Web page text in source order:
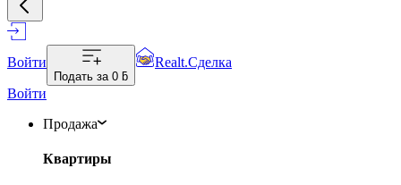
Войти
Подать за 0 ƃ
Realt.Сделка
Войти
Продажа
Квартиры